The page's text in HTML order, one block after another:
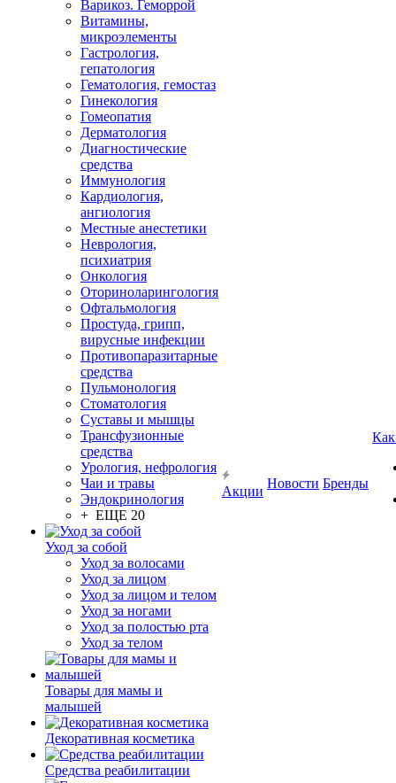
Варикоз. Геморрой
Витамины,
микроэлементы
Гастрология,
гепатология
Гематология, гемостаз
Гинекология
Гомеопатия
Дерматология
Диагностические
средства
Иммунология
Кардиология,
ангиология
Местные анестетики
Неврология,
психиатрия
Онкология
Оториноларингология
Офтальмология
Простуда, грипп,
вирусные инфекции
Противопаразитарные
средства
Пульмонология
Стоматология
Суставы и мышцы
Трансфузионные
средства
Урология, нефрология
Чаи и травы
Эндокринология
+ ЕЩЕ 20
Уход за собой
Уход за волосами
Уход за лицом
Уход за лицом и телом
Уход за ногами
Уход за полостью рта
Уход за телом
Товары для мамы и
малышей
Декоративная косметика
Средства реабилитации
Акции
Новости Бренды